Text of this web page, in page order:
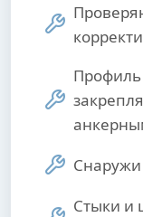
Профиль
Стыки и